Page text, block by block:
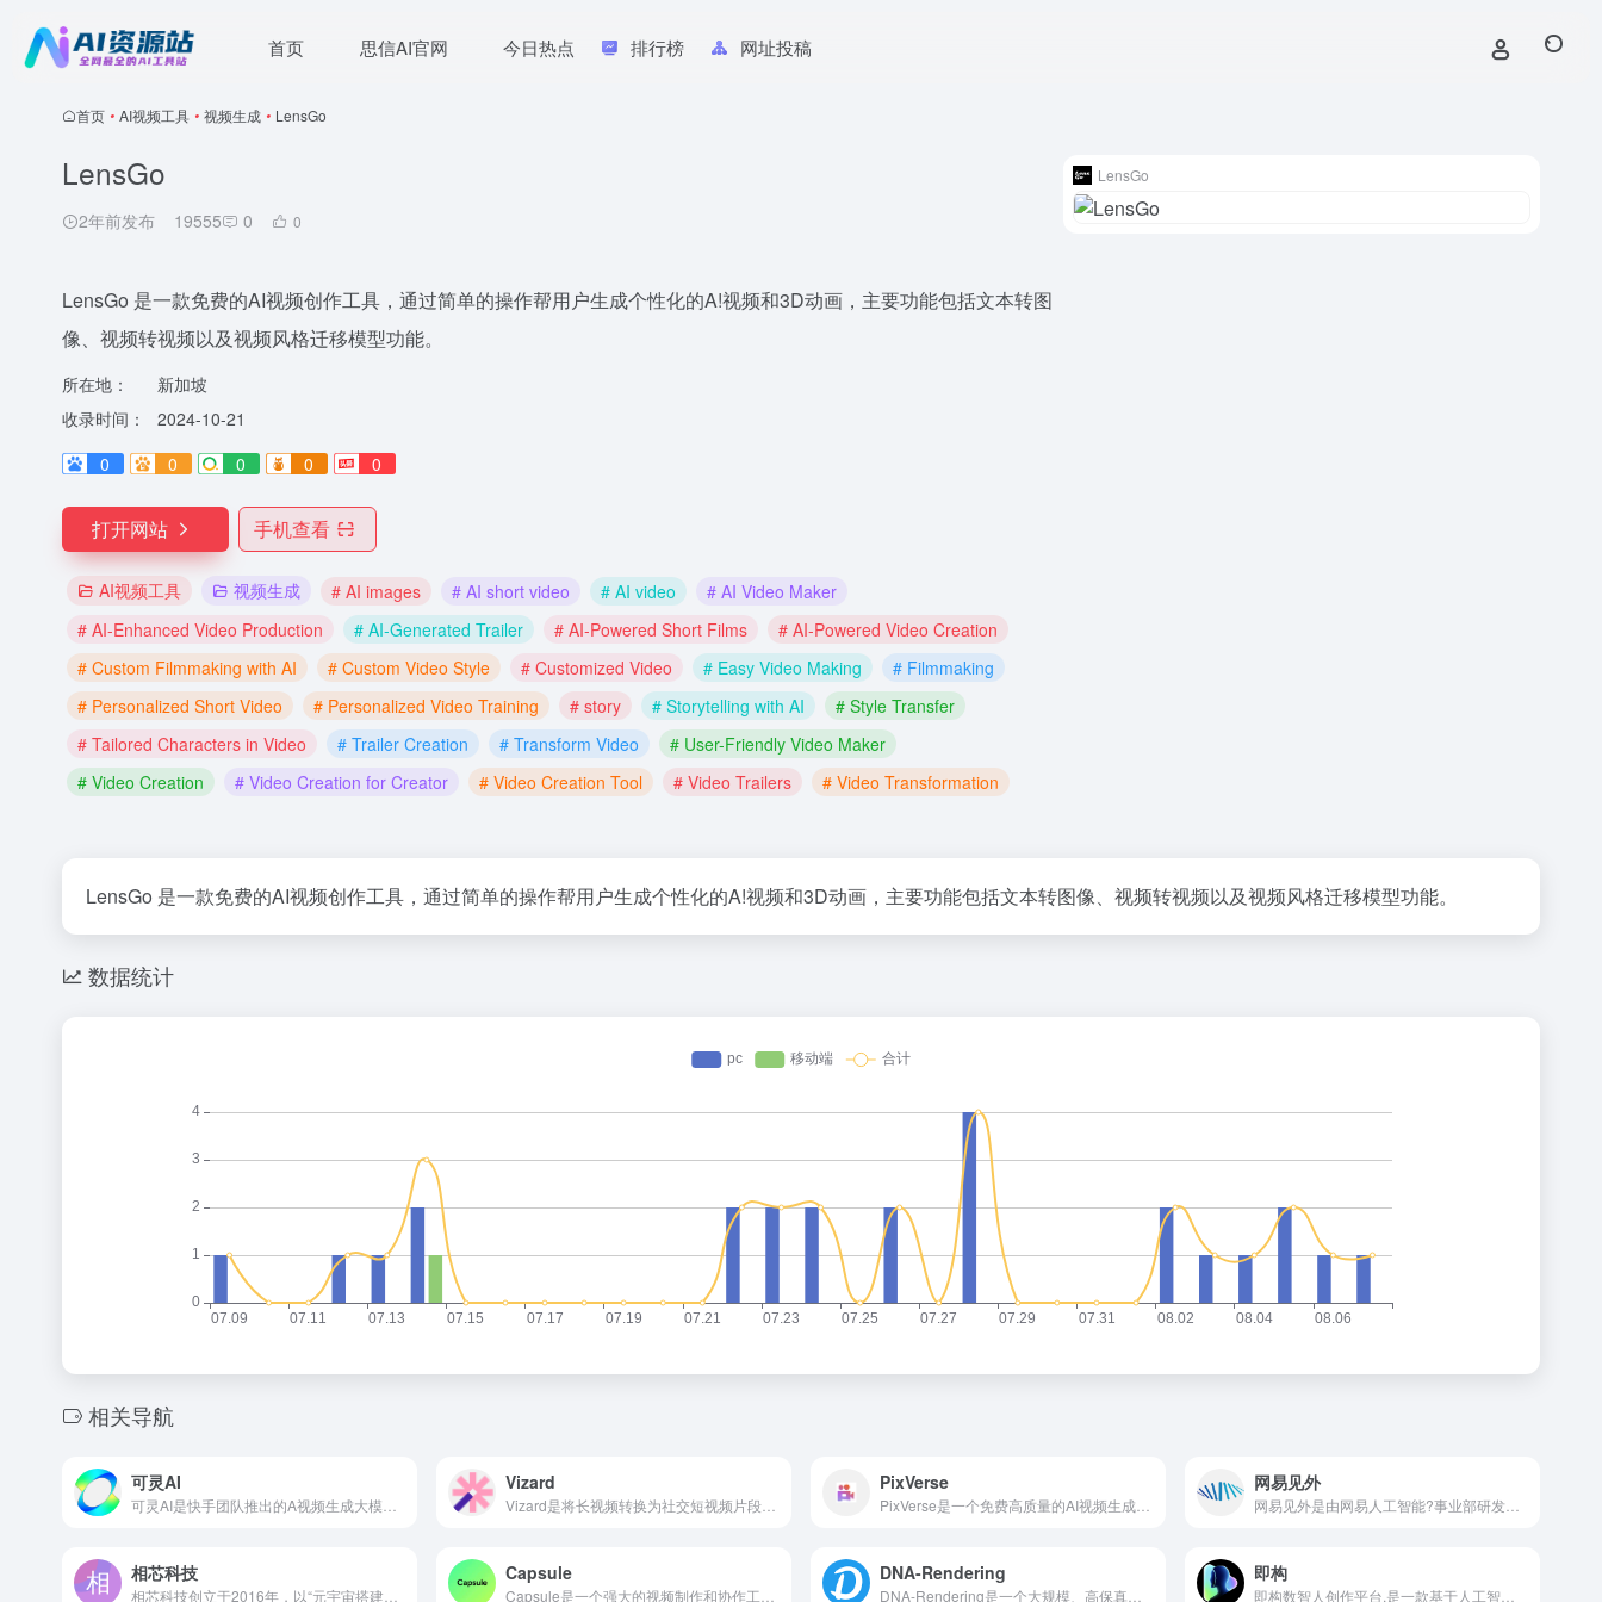
首页 思信AI官网 今日热点 排行榜 网址投稿
首页 • AI视频工具 • 视频生成 • LensGo
LensGo
2年前发布 19555 0 0
LensGo 是一款免费的AI视频创作工具，通过简单的操作帮用户生成个性化的A!视频和3D动画，主要功能包括文本转图
像、视频转视频以及视频风格迁移模型功能。
所在地：
新加坡
收录时间：
2024-10-21
0
0 0 0 0
打开网站 手机查看
AI视频工具 视频生成 # AI images # AI short video # AI video
# AI Video Maker
# AI-Enhanced Video Production
# AI-Generated Trailer # AI-Powered Short Films
# AI-Powered Video Creation
# Custom Filmmaking with AI
# Custom Video Style # Customized Video # Easy Video Making
# Filmmaking
# Personalized Short Video
# Personalized Video Training # story # Storytelling with AI
# Style Transfer
# Tailored Characters in Video
# Trailer Creation # Transform Video
# User-Friendly Video Maker
# Video Creation
# Video Creation for Creator # Video Creation Tool # Video Trailers # Video Transformation
LensGo
LensGo 是一款免费的AI视频创作工具，通过简单的操作帮用户生成个性化的A!视频和3D动画，主要功能包括文本转图像、视频转视频以及视频风格迁移模型功能。
数据统计
相关导航
可灵AI Vizard PixVerse 网易见外
相芯科技 Capsule DNA-Rendering 即构